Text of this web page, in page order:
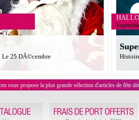
Le 25 DÃ©cembre
vous propose la plus grande sélection d'articles de fête